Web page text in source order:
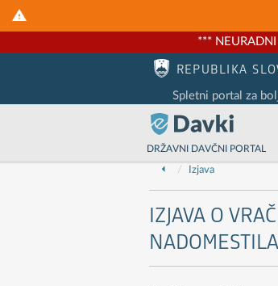
***
Nadaljuj na vsebino zaprtega portala
REPUBLIKA
Spletni portal za
DRŽAVNI DAVČNI PORTAL
Izjava
IZJAVA O